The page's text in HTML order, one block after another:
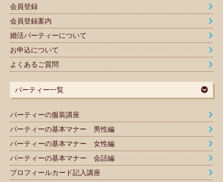
会員登録
会員登録案内
婚活パーティーについて
お申込について
よくあるご質問
パーティー一覧
パーティーの服装講座
パーティーの基本マナー 男性編
パーティーの基本マナー 女性編
パーティーの基本マナー 会話編
プロフィールカード記入講座